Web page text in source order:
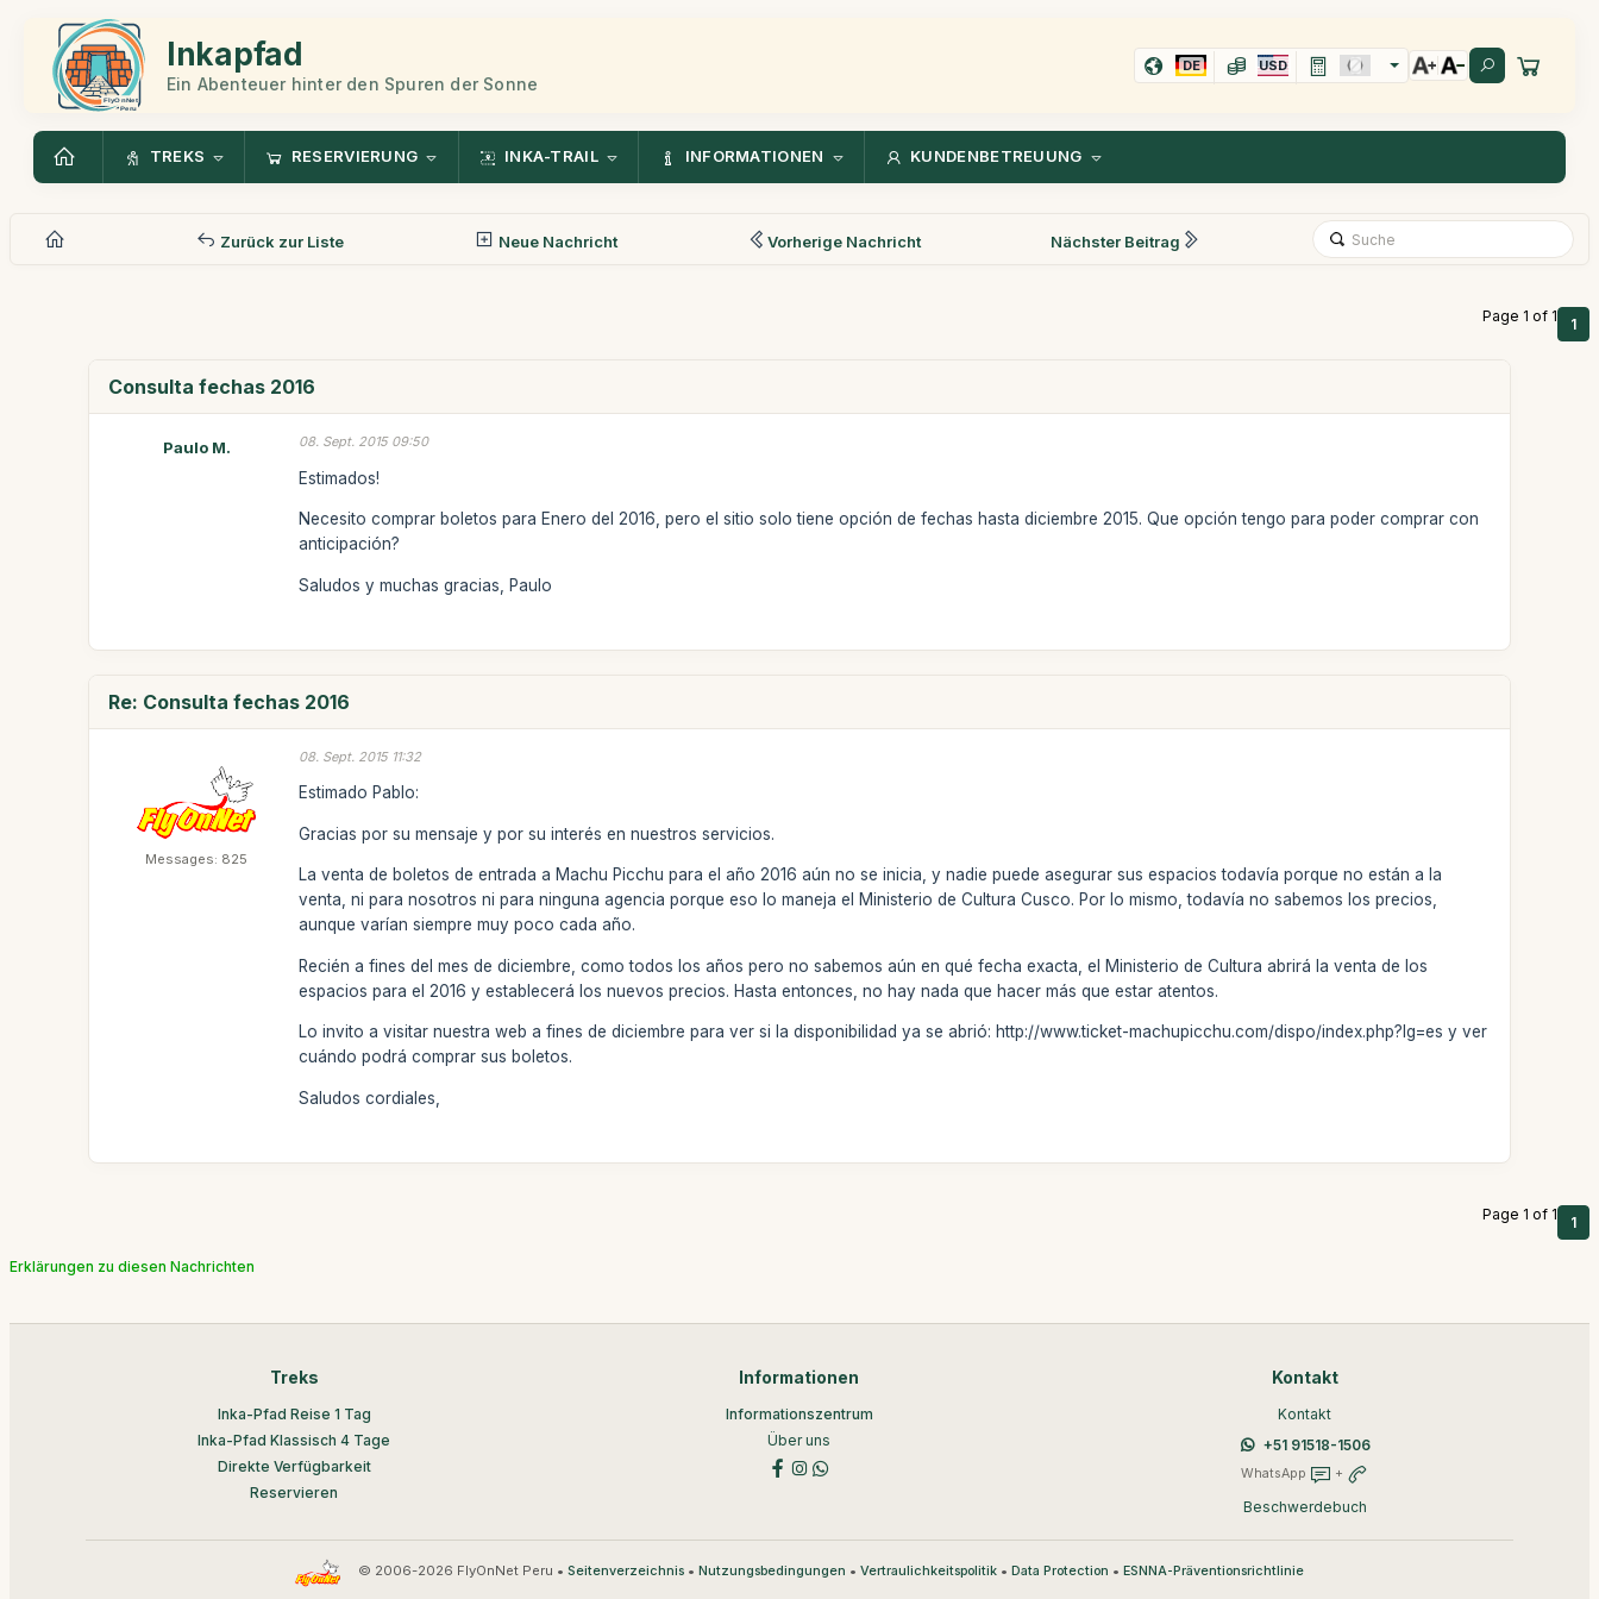
Inkapfad
Ein Abenteuer hinter den Spuren der Sonne
DE USD
TREKS RESERVIERUNG INKA-TRAIL INFORMATIONEN KUNDENBETREUUNG
Zurück zur Liste Neue Nachricht Vorherige Nachricht Nächster Beitrag
Page 1 of 1 1
Consulta fechas 2016
Paulo M. 08. Sept. 2015 09:50
Estimados!
Necesito comprar boletos para Enero del 2016, pero el sitio solo tiene opción de fechas hasta diciembre 2015. Que opción tengo para poder comprar con
anticipación?
Saludos y muchas gracias, Paulo
Re: Consulta fechas 2016
Messages: 825
08. Sept. 2015 11:32
Estimado Pablo:
Gracias por su mensaje y por su interés en nuestros servicios.
La venta de boletos de entrada a Machu Picchu para el año 2016 aún no se inicia, y nadie puede asegurar sus espacios todavía porque no están a la
venta, ni para nosotros ni para ninguna agencia porque eso lo maneja el Ministerio de Cultura Cusco. Por lo mismo, todavía no sabemos los precios,
aunque varían siempre muy poco cada año.
Recién a fines del mes de diciembre, como todos los años pero no sabemos aún en qué fecha exacta, el Ministerio de Cultura abrirá la venta de los
espacios para el 2016 y establecerá los nuevos precios. Hasta entonces, no hay nada que hacer más que estar atentos.
Lo invito a visitar nuestra web a fines de diciembre para ver si la disponibilidad ya se abrió: http://www.ticket-machupicchu.com/dispo/index.php?lg=es y ver
cuándo podrá comprar sus boletos.
Saludos cordiales,
Page 1 of 1 1
Erklärungen zu diesen Nachrichten
Treks
Inka-Pfad Reise 1 Tag
Inka-Pfad Klassisch 4 Tage
Direkte Verfügbarkeit
Reservieren
Informationen
Informationszentrum
Über uns
Kontakt
Kontakt
+51 91518-1506
WhatsApp +
Beschwerdebuch
© 2006-2026 FlyOnNet Peru • Seitenverzeichnis• Nutzungsbedingungen • Vertraulichkeitspolitik• Data Protection • ESNNA-Präventionsrichtlinie